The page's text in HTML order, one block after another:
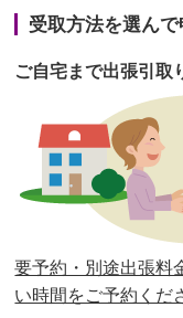
第39回人形供
第38回人形供養
第37回人形供養
第36回人形供養
第35回人形供
受取方法を選ん
ご自宅まで出張引取
要予約・別途出張
い時間をご予約くだ